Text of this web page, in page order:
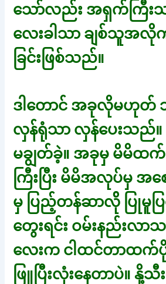
သော်လည်း အရှက်ကြီး
လေးခါသာ ချစ်သူအလိုက
ခြင်းဖြစ်သည်။
ဒါတောင် အခုလိုမဟုတ်
လှန်ရုံသာ လှန်ပေးသည်
မချွတ်ခဲ့။ အခုမှ မိမိ
ကြီးပြီး မိမိအလုပ်မှ အ
မှ ပြည့်တန်ဆာလ်ို ပြုမူ
တွေးရင်း ဝမ်းနည်းလာသ
လေးက ငါထင်တာထက်ပို
ဖြူပြီးလုံးနေတာပဲ။ နို့သီ